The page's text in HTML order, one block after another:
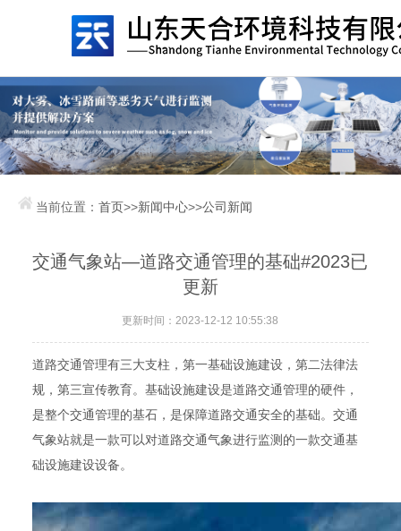
当前位置：首页>>新闻中心>>公司新闻
交通气象站—道路交通管理的基础#2023已
更新
更新时间：2023-12-12 10:55:38
道路交通管理有三大支柱，第一基础设施建设，第二法律法
规，第三宣传教育。基础设施建设是道路交通管理的硬件，
是整个交通管理的基石，是保障道路交通安全的基础。交通
气象站就是一款可以对道路交通气象进行监测的一款交通基
础设施建设设备。